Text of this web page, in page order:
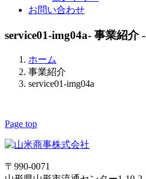
お問い合わせ
service01-img04a- 事業紹介 -
ホーム
事業紹介
service01-img04a
Page top
〒990-0071